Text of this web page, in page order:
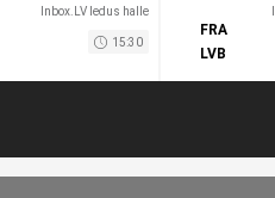
Inbox.LV ledus halle
15:30
FRA
LVB